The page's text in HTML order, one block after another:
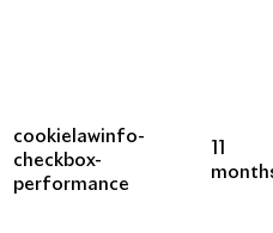
cookielawinfo-
checkbox-
performance